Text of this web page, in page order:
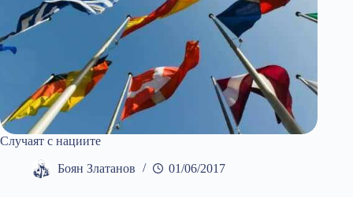
Случаят с нациите
Боян Златанов 01/06/2017